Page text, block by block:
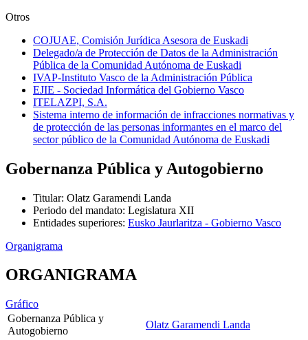
Otros
COJUAE, Comisión Jurídica Asesora de Euskadi
Delegado/a de Protección de Datos de la Administración
Pública de la Comunidad Autónoma de Euskadi
IVAP-Instituto Vasco de la Administración Pública
EJIE - Sociedad Informática del Gobierno Vasco
ITELAZPI, S.A.
Sistema interno de información de infracciones normativas y
de protección de las personas informantes en el marco del
sector público de la Comunidad Autónoma de Euskadi
Gobernanza Pública y Autogobierno
Titular: Olatz Garamendi Landa
Periodo del mandato: Legislatura XII
Entidades superiores: Eusko Jaurlaritza - Gobierno Vasco
Organigrama
ORGANIGRAMA
Gráfico
Gobernanza Pública y
Autogobierno
Olatz Garamendi Landa